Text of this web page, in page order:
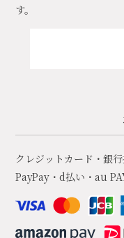
す。
クレジットカード・銀
PayPay・d払い・au